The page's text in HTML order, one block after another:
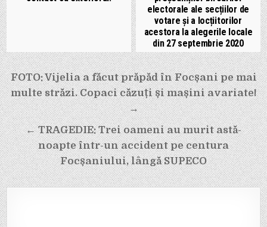
electorale ale secțiilor de
votare și a locțiitorilor
acestora la alegerile locale
din 27 septembrie 2020
Navigare
în
articole
FOTO: Vijelia a făcut prăpăd în Focșani pe mai
multe străzi. Copaci căzuți și mașini avariate!
→
← TRAGEDIE: Trei oameni au murit astă-
noapte într-un accident pe centura
Focșaniului, lângă SUPECO